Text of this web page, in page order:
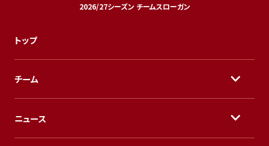
2026/27シーズン チームスローガン
トップ
チーム
ニュース